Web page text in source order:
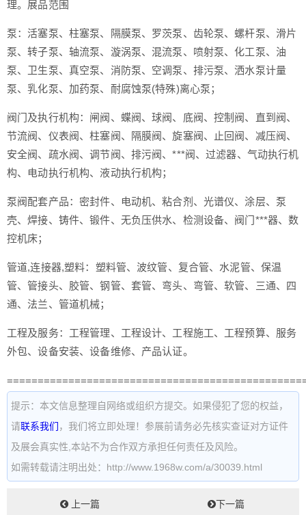
理。 展品范围
泵：活塞泵、柱塞泵、隔膜泵、罗茨泵、齿轮泵、螺杆泵、滑片
泵、转子泵、轴流泵、漩涡泵、混流泵、喷射泵、化工泵、油
泵、卫生泵、真空泵、消防泵、空调泵、排污泵、洒水泵计量
泵、乳化泵、加药泵、耐腐蚀泵(特殊)离心泵；
阀门及执行机构：闸阀、蝶阀、球阀、底阀、控制阀、直到阀、
节流阀、仪表阀、柱塞阀、隔膜阀、旋塞阀、止回阀、减压阀、
安全阀、疏水阀、调节阀、排污阀、***阀、过滤器、气动执行机
构、电动执行机构、液动执行机构；
泵阀配套产品：密封件、电动机、粘合剂、光谱仪、涂层、泵
壳、焊接、铸件、锻件、无负压供水、检测设备、阀门***器、数
控机床；
管道,连接器,塑料：塑料管、波纹管、复合管、水泥管、保温
管、管接头、胶管、钢管、套管、弯头、弯管、软管、三通、四
通、法兰、管道机械；
工程及服务：工程管理、工程设计、工程施工、工程预算、服务
外包、设备安装、设备维修、产品认证。
提示：本文信息整理自网络或组织方提交。如果侵犯了您的权益，
请联系我们 ，我们将立即处理！参展前请务必先核实查证对方证件
及展会真实性,本站不为合作双方承担任何责任及风险。
如需转载请注明出处：http://www.1968w.com/a/30039.html
上一篇
下一篇